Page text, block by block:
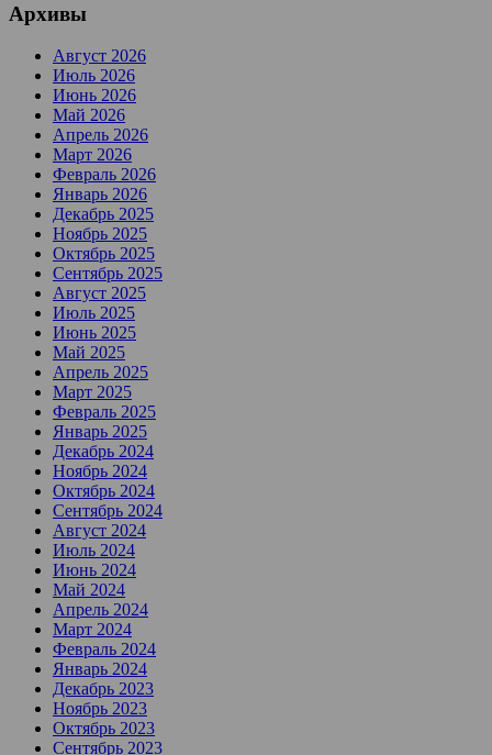
Архивы
Август 2026
Июль 2026
Июнь 2026
Май 2026
Апрель 2026
Март 2026
Февраль 2026
Январь 2026
Декабрь 2025
Ноябрь 2025
Октябрь 2025
Сентябрь 2025
Август 2025
Июль 2025
Июнь 2025
Май 2025
Апрель 2025
Март 2025
Февраль 2025
Январь 2025
Декабрь 2024
Ноябрь 2024
Октябрь 2024
Сентябрь 2024
Август 2024
Июль 2024
Июнь 2024
Май 2024
Апрель 2024
Март 2024
Февраль 2024
Январь 2024
Декабрь 2023
Ноябрь 2023
Октябрь 2023
Сентябрь 2023